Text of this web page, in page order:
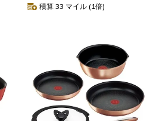
積算 33 マイル (1倍)